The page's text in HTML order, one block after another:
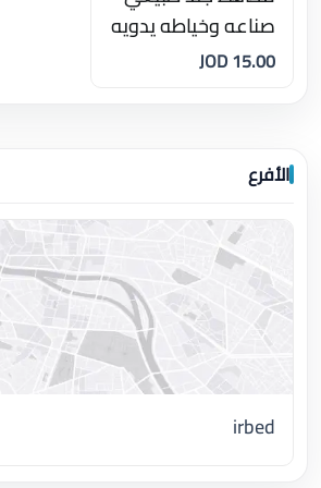
صناعه وخياطه يدويه
بالكامل
15.00 JOD
الأفرع
irbed